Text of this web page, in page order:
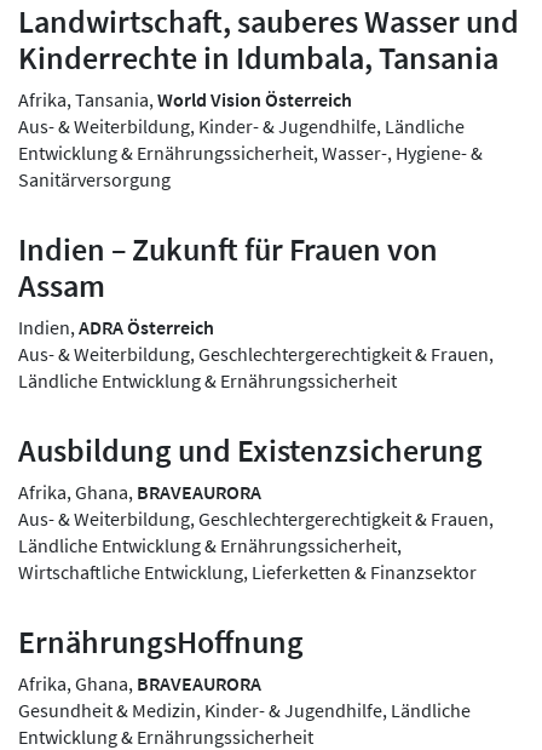
Landwirtschaft, sauberes Wasser und
Kinderrechte in Idumbala, Tansania
Afrika, Tansania, World Vision Österreich
Aus- & Weiterbildung, Kinder- & Jugendhilfe, Ländliche
Entwicklung & Ernährungssicherheit, Wasser-, Hygiene- &
Sanitärversorgung
Indien – Zukunft für Frauen von
Assam
Indien, ADRA Österreich
Aus- & Weiterbildung, Geschlechtergerechtigkeit & Frauen,
Ländliche Entwicklung & Ernährungssicherheit
Ausbildung und Existenzsicherung
Afrika, Ghana, BRAVEAURORA
Aus- & Weiterbildung, Geschlechtergerechtigkeit & Frauen,
Ländliche Entwicklung & Ernährungssicherheit,
Wirtschaftliche Entwicklung, Lieferketten & Finanzsektor
ErnährungsHoffnung
Afrika, Ghana, BRAVEAURORA
Gesundheit & Medizin, Kinder- & Jugendhilfe, Ländliche
Entwicklung & Ernährungssicherheit